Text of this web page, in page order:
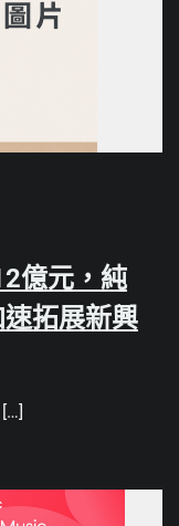
億元，純
拓展新興